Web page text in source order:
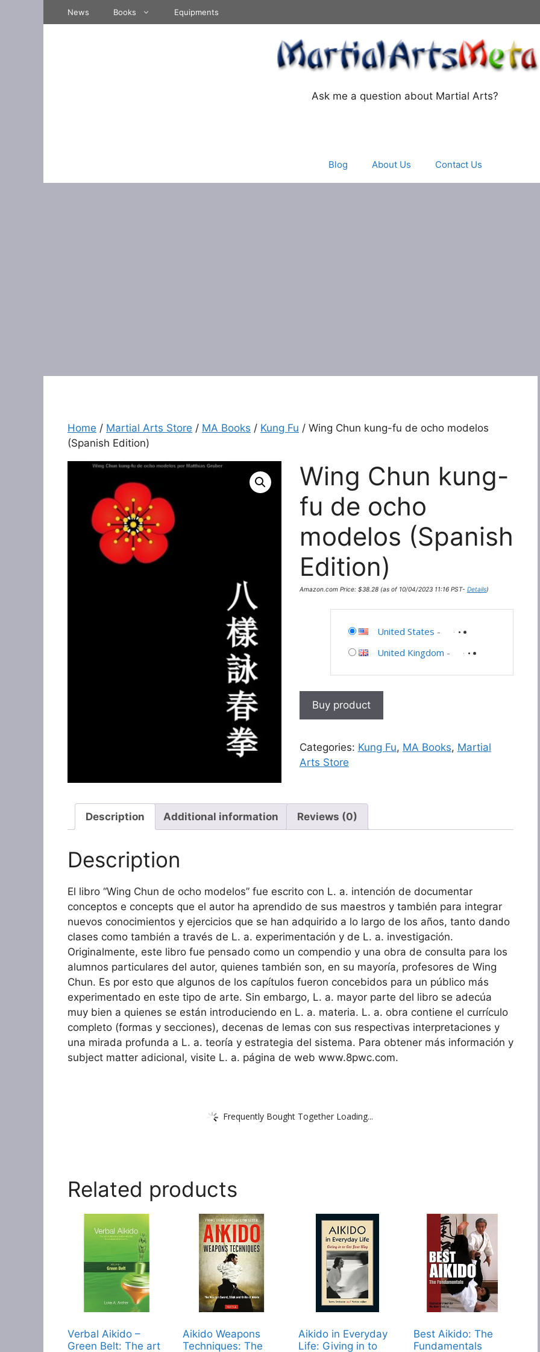
News Books Equipments
Ask me a question about Martial Arts?
Blog About Us Contact Us
Home / Martial Arts Store / MA Books / Kung Fu / Wing Chun kung-fu de ocho modelos
(Spanish Edition)
Wing Chun kung-
fu de ocho
modelos (Spanish
Edition)
Amazon.com Price: $38.28(as of 10/04/2023 11:16 PST- Details)
United States -
United Kingdom -
Buy product
Categories: Kung Fu, MA Books, Martial
Arts Store
Description Additional information Reviews (0)
Description
El libro “Wing Chun de ocho modelos” fue escrito con L. a. intención de documentar
conceptos e concepts que el autor ha aprendido de sus maestros y también para integrar
nuevos conocimientos y ejercicios que se han adquirido a lo largo de los años, tanto dando
clases como también a través de L. a. experimentación y de L. a. investigación.
Originalmente, este libro fue pensado como un compendio y una obra de consulta para los
alumnos particulares del autor, quienes también son, en su mayoría, profesores de Wing
Chun. Es por esto que algunos de los capítulos fueron concebidos para un público más
experimentado en este tipo de arte. Sin embargo, L. a. mayor parte del libro se adecúa
muy bien a quienes se están introduciendo en L. a. materia. L. a. obra contiene el currículo
completo (formas y secciones), decenas de lemas con sus respectivas interpretaciones y
una mirada profunda a L. a. teoría y estrategia del sistema. Para obtener más información y
subject matter adicional, visite L. a. página de web www.8pwc.com.
Frequently Bought Together Loading...
Related products
Verbal Aikido –
Green Belt: The art
Aikido Weapons
Techniques: The
Aikido in Everyday
Life: Giving in to
Best Aikido: The
Fundamentals